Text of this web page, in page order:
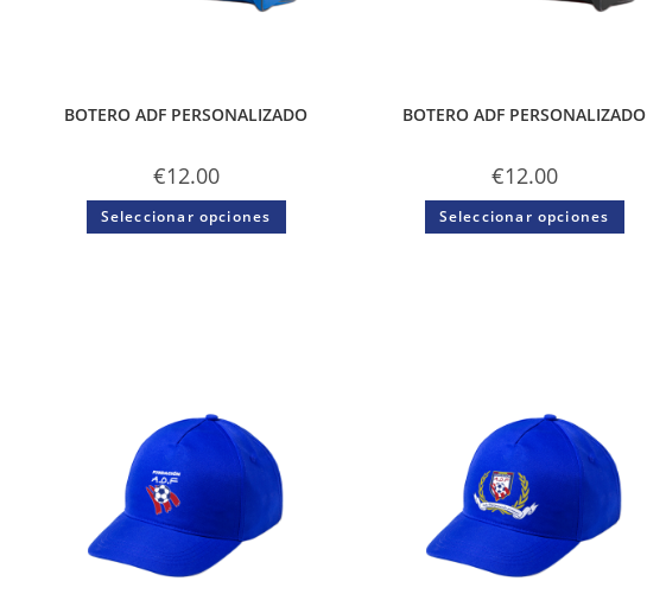
BOTERO ADF PERSONALIZADO
€12.00
Seleccionar opciones
BOTERO ADF PERSONALIZADO
€12.00
Seleccionar opciones